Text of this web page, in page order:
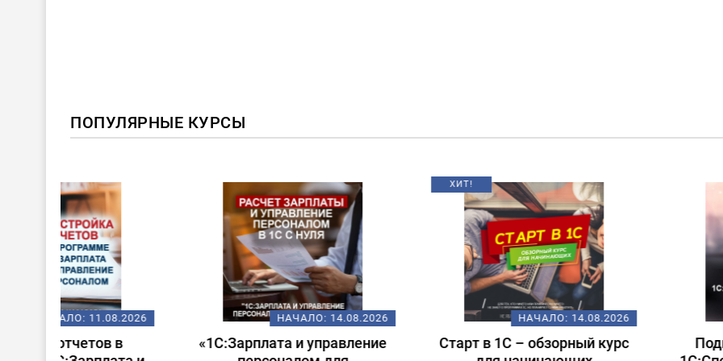
ПОПУЛЯРНЫЕ КУРСЫ
14.08.2026
«1С:Зарплата и управление
ХИТ!
14.08.2026
Старт в 1С – обзорный курс
Подготовка к